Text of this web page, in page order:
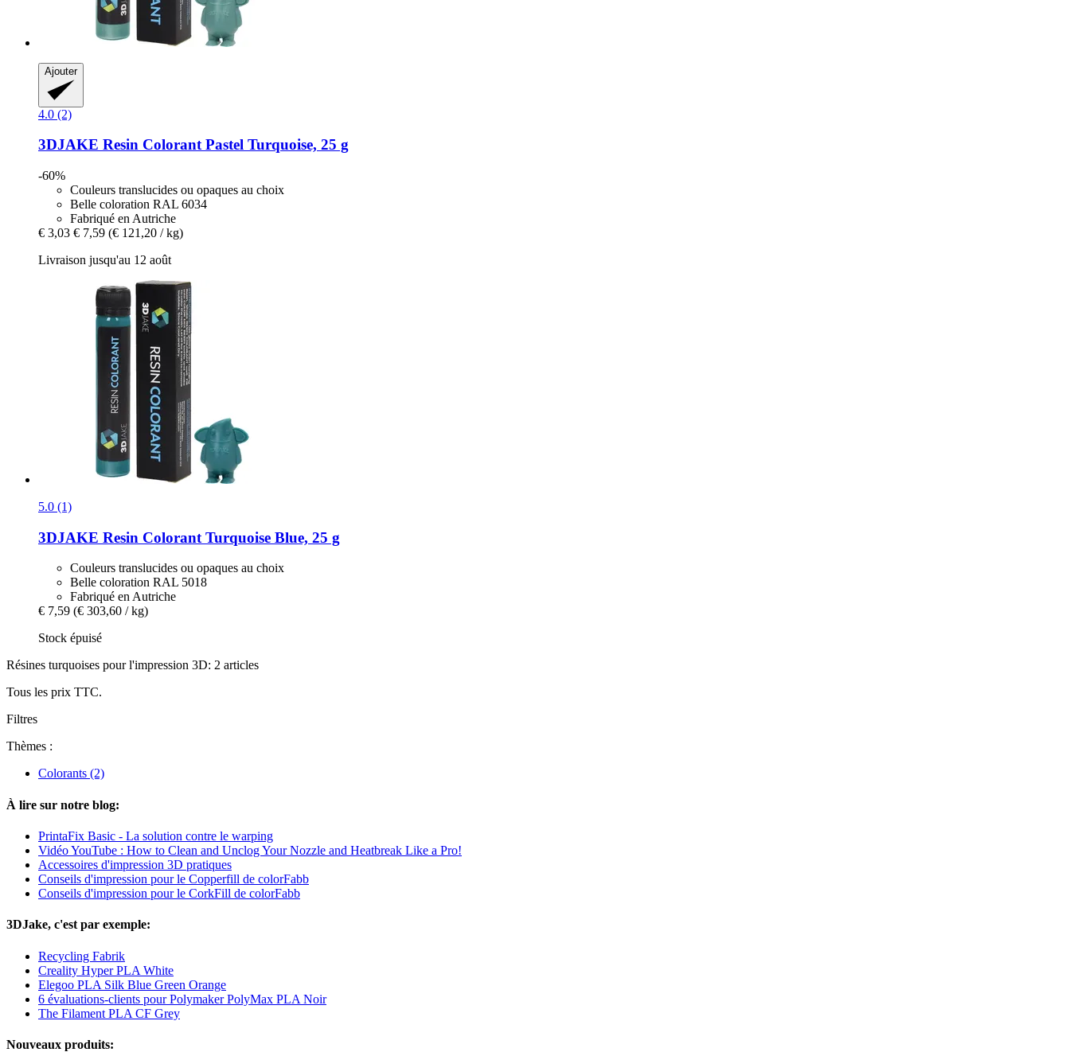
Ajouter
4.0 (2)
3DJAKE Resin Colorant Pastel Turquoise, 25 g
-60%
Couleurs translucides ou opaques au choix
Belle coloration RAL 6034
Fabriqué en Autriche
€ 3,03 € 7,59 (€ 121,20 / kg)
Livraison jusqu'au 12 août
5.0 (1)
3DJAKE Resin Colorant Turquoise Blue, 25 g
Couleurs translucides ou opaques au choix
Belle coloration RAL 5018
Fabriqué en Autriche
€ 7,59 (€ 303,60 / kg)
Stock épuisé
Résines turquoises pour l'impression 3D: 2 articles
Tous les prix TTC.
Filtres
Thèmes :
Colorants (2)
À lire sur notre blog:
PrintaFix Basic - La solution contre le warping
Vidéo YouTube : How to Clean and Unclog Your Nozzle and Heatbreak Like a Pro!
Accessoires d'impression 3D pratiques
Conseils d'impression pour le Copperfill de colorFabb
Conseils d'impression pour le CorkFill de colorFabb
3DJake, c'est par exemple:
Recycling Fabrik
Creality Hyper PLA White
Elegoo PLA Silk Blue Green Orange
6 évaluations-clients pour Polymaker PolyMax PLA Noir
The Filament PLA CF Grey
Nouveaux produits: